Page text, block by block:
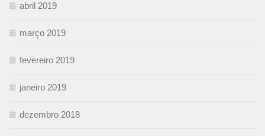
abril 2019
março 2019
fevereiro 2019
janeiro 2019
dezembro 2018